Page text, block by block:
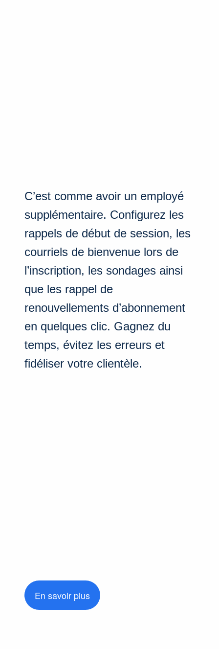
C’est comme avoir un employé
supplémentaire. Configurez les
rappels de début de session, les
courriels de bienvenue lors de
l’inscription, les sondages ainsi
que les rappel de
renouvellements d’abonnement
en quelques clic. Gagnez du
temps, évitez les erreurs et
fidéliser votre clientèle.
En savoir plus